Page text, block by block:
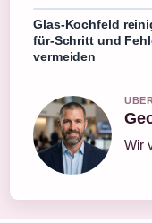
Glas-Kochfeld
für-Schritt und
vermeiden
Wir